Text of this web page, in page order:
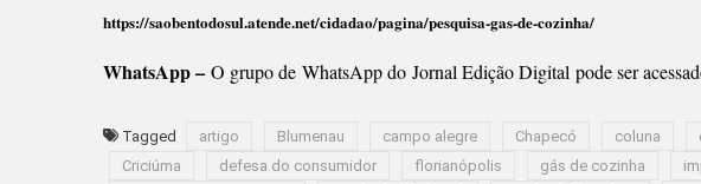
https://saobentodosul.atende.net/cidadao/pagina/pesquisa-gas-de-cozinha/
WhatsApp – O grupo de WhatsApp do Jornal Edição Digital pode ser
Tagged artigo Blumenau campo alegre Chapecó coluna
Criciúma
defesa do consumidor florianópolis gás de cozinha